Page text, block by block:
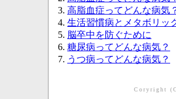
高脂血症ってどんな病気
生活習慣病とメタボリッ
脳卒中を防ぐために
糖尿病ってどんな病気？
うつ病ってどんな病気？
Coryright